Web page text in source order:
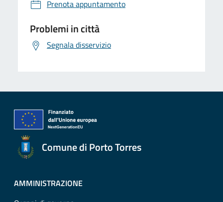
Prenota appuntamento
Problemi in città
Segnala disservizio
Comune di Porto Torres
AMMINISTRAZIONE